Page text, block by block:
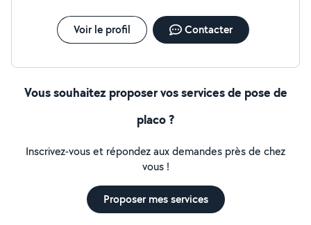
Voir le profil Contacter
Vous souhaitez proposer vos services de pose de
placo ?
Inscrivez-vous et répondez aux demandes près de chez
vous !
Proposer mes services